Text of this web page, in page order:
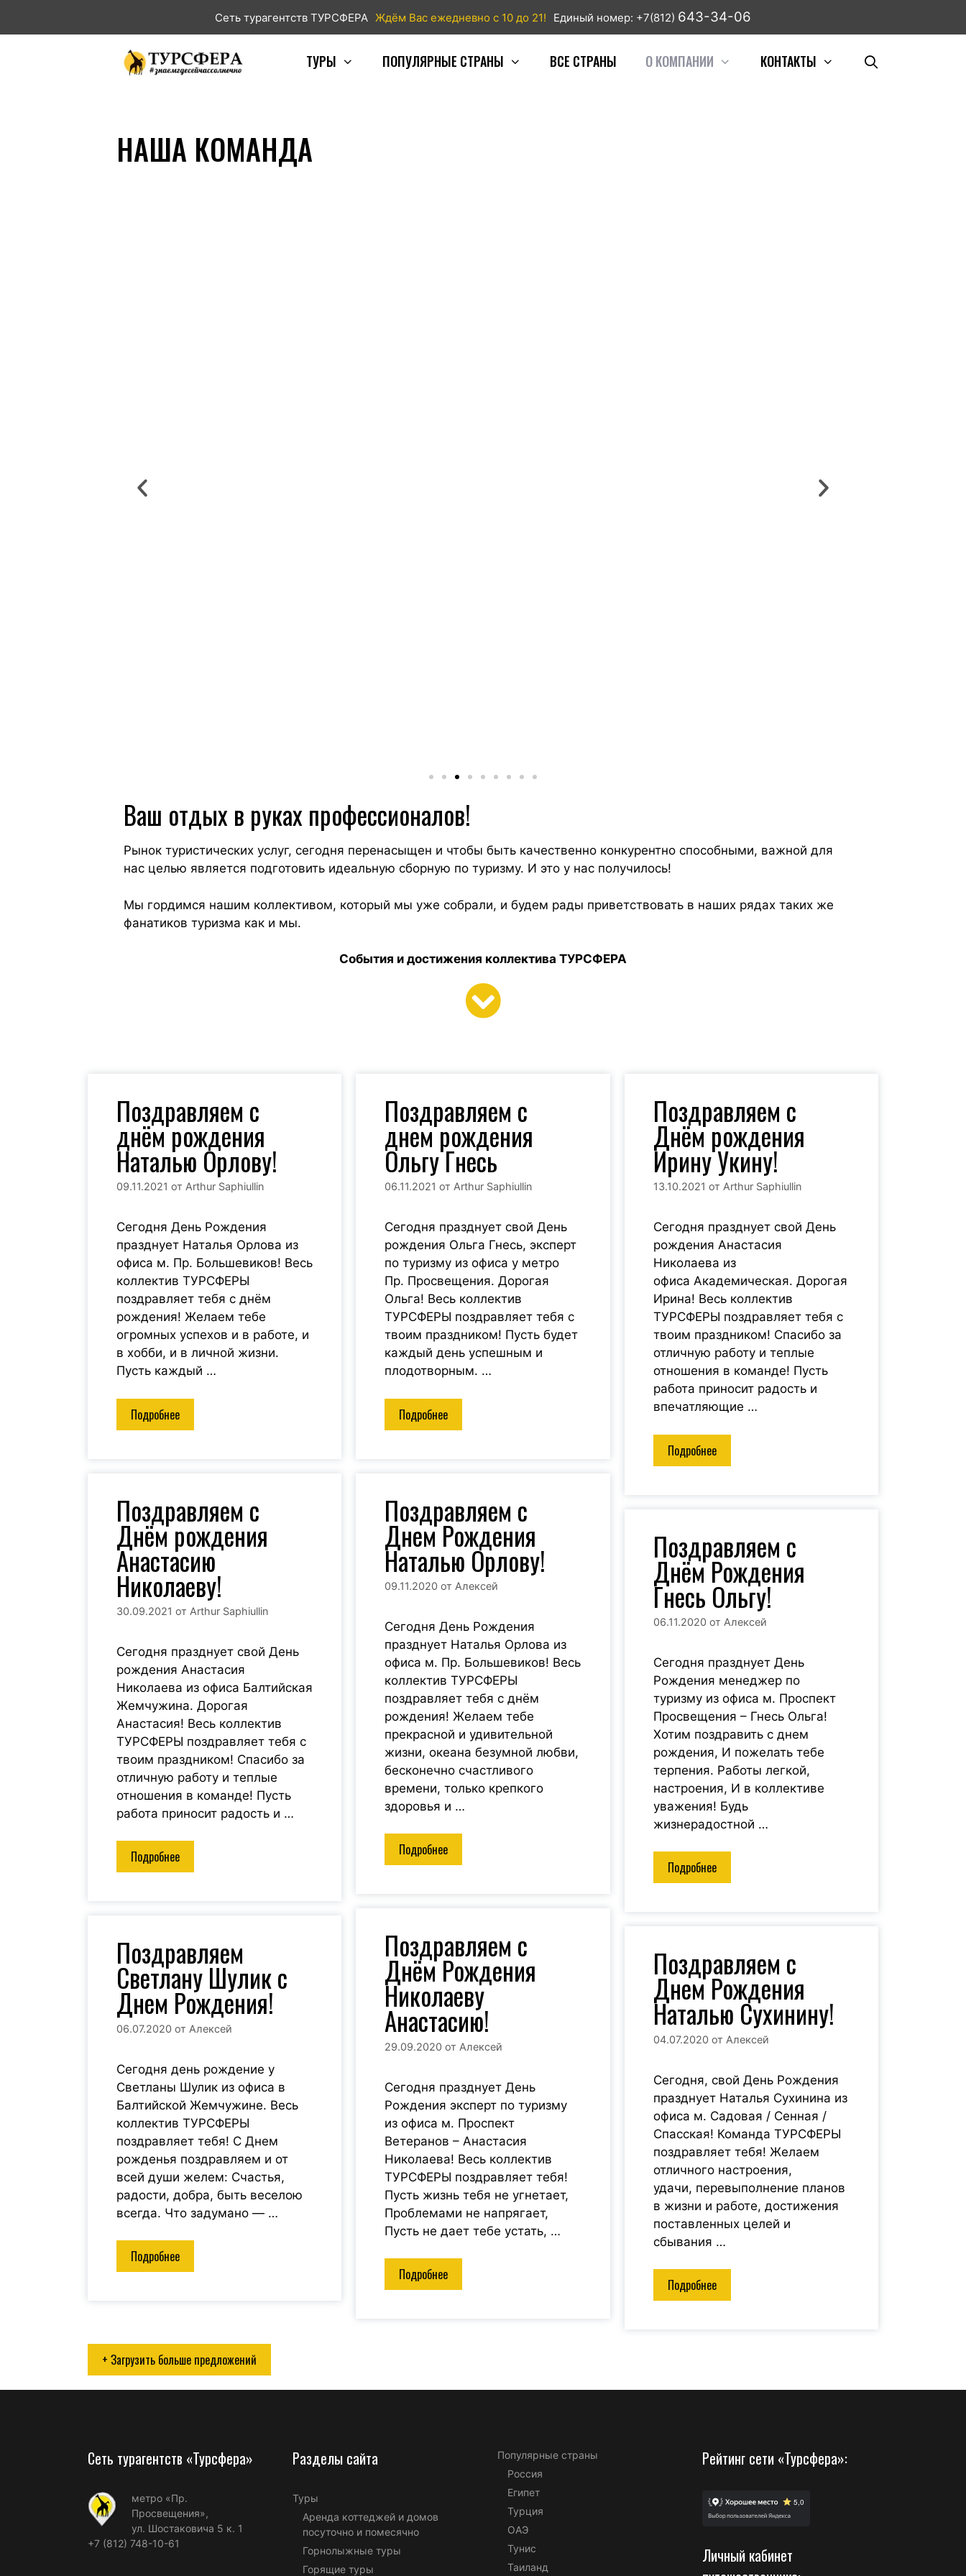
Сеть турагентств ТУРСФЕРА Ждём Вас ежедневно с 10 до 21! Единый номер: +7(812) 643-34-06
ТУРЫ ПОПУЛЯРНЫЕ СТРАНЫ ВСЕ СТРАНЫ О КОМПАНИИ КОНТАКТЫ
НАША КОМАНДА
Лидия Шумкина
Я считаю, что нужно быть
щедрым к этой жизни, и тогда
она будет щедра к тебе.
Ксения Хлопова
Для меня путешествие одно из
основных радостей в жизни,
воспоминания о котором
годы,люблю свою работу и
людей,их мечты в моих руках
превращаются в результат,
которым я горжусь! Спешите
видеть МИР!
Марьяна Коклюева
Бесконечно люблю
путешествовать, посещать
новые страны и места,
счастливы мои туристы. Для
меня путешествие — это
эмоции и тёплые
воспоминания, а не маршрут
следования в билетах…
Click Here
Ваш отдых в руках профессионалов!
Рынок туристических услуг, сегодня перенасыщен и чтобы быть качественно конкурентно способными, важной для
нас целью является подготовить идеальную сборную по туризму. И это у нас получилось!
Мы гордимся нашим коллективом, который мы уже собрали, и будем рады приветствовать в наших рядах таких же
фанатиков туризма как и мы.
События и достижения коллектива ТУРСФЕРА
Поздравляем с
днём рождения
Наталью Орлову!
09.11.2021 от Arthur Saphiullin
Сегодня День Рождения
празднует Наталья Орлова из
офиса м. Пр. Большевиков! Весь
коллектив ТУРСФЕРЫ
поздравляет тебя с днём
рождения! Желаем тебе
огромных успехов и в работе, и
в хобби, и в личной жизни.
Пусть каждый …
Подробнее
Поздравляем с
днем рождения
Ольгу Гнесь
06.11.2021 от Arthur Saphiullin
Сегодня празднует свой День
рождения Ольга Гнесь, эксперт
по туризму из офиса у метро
Пр. Просвещения. Дорогая
Ольга! Весь коллектив
ТУРСФЕРЫ поздравляет тебя с
твоим праздником! Пусть будет
каждый день успешным и
плодотворным. …
Подробнее
Поздравляем с
Днём рождения
Ирину Укину!
13.10.2021 от Arthur Saphiullin
Сегодня празднует свой День
рождения Анастасия
Николаева из
офиса Академическая. Дорогая
Ирина! Весь коллектив
ТУРСФЕРЫ поздравляет тебя с
твоим праздником! Спасибо за
отличную работу и теплые
отношения в команде! Пусть
работа приносит радость и
впечатляющие …
Подробнее
Поздравляем с
Днём рождения
Анастасию
Николаеву!
30.09.2021 от Arthur Saphiullin
Сегодня празднует свой День
рождения Анастасия
Николаева из офиса Балтийская
Жемчужина. Дорогая
Анастасия! Весь коллектив
ТУРСФЕРЫ поздравляет тебя с
твоим праздником! Спасибо за
отличную работу и теплые
отношения в команде! Пусть
работа приносит радость и …
Подробнее
Поздравляем с
Днем Рождения
Наталью Орлову!
09.11.2020 от Алексей
Сегодня День Рождения
празднует Наталья Орлова из
офиса м. Пр. Большевиков! Весь
коллектив ТУРСФЕРЫ
поздравляет тебя с днём
рождения! Желаем тебе
прекрасной и удивительной
жизни, океана безумной любви,
бесконечно счастливого
времени, только крепкого
здоровья и …
Подробнее
Поздравляем с
Днём Рождения
Гнесь Ольгу!
06.11.2020 от Алексей
Сегодня празднует День
Рождения менеджер по
туризму из офиса м. Проспект
Просвещения – Гнесь Ольга!
Хотим поздравить с днем
рождения, И пожелать тебе
терпения. Работы легкой,
настроения, И в коллективе
уважения! Будь
жизнерадостной …
Подробнее
Поздравляем с
Днём Рождения
Николаеву
Анастасию!
29.09.2020 от Алексей
Сегодня празднует День
Рождения эксперт по туризму
из офиса м. Проспект
Ветеранов – Анастасия
Николаева! Весь коллектив
ТУРСФЕРЫ поздравляет тебя!
Пусть жизнь тебя не угнетает,
Проблемами не напрягает,
Пусть не дает тебе устать, …
Подробнее
Поздравляем
Светлану Шулик с
Днем Рождения!
06.07.2020 от Алексей
Сегодня день рождение у
Светланы Шулик из офиса в
Балтийской Жемчужине. Весь
коллектив ТУРСФЕРЫ
поздравляет тебя! С Днем
рожденья поздравляем и от
всей души желем: Счастья,
радости, добра, быть веселою
всегда. Что задумано — …
Подробнее
Поздравляем с
Днем Рождения
Наталью Сухинину!
04.07.2020 от Алексей
Сегодня, свой День Рождения
празднует Наталья Сухинина из
офиса м. Садовая / Сенная /
Спасская! Команда ТУРСФЕРЫ
поздравляет тебя! Желаем
отличного настроения,
удачи, перевыполнение планов
в жизни и работе, достижения
поставленных целей и
сбывания …
Подробнее
+ Загрузить больше предложений
Сеть турагентств «Турсфера»
метро «Пр.
Просвещения»,
ул. Шостаковича 5 к. 1
+7 (812) 748-10-61
Разделы сайта
Туры
Аренда коттеджей и домов
посуточно и помесячно
Горнолыжные туры
Горящие туры
Популярные страны
Россия
Египет
Турция
ОАЭ
Тунис
Таиланд
Рейтинг сети «Турсфера»:
Личный кабинет